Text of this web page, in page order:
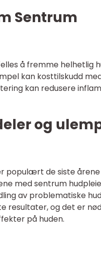
Sentrum
å fremme helhetlig
kan kosttilskudd
kan redusere
og
populært de siste
med sentrum
av problematiske
resultater, og det er
på huden.